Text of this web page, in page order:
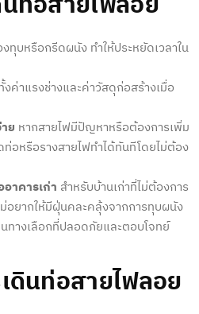
ทุบหรือกรีดผนัง ทำให้ประหยัดเวลาใน
ค่าแรงช่างและค่าวัสดุก่อสร้างเมื่อ
ย หากสายไฟมีปัญหาหรือต้องการเพิ่ม
อหรือรางสายไฟทำได้ทันทีโดยไม่ต้อง
อาคารเก่า สำหรับบ้านเก่าที่ไม่ต้องการ
อยากให้มีฝุ่นคละคลุ้งจากการทุบผนัง
ทางเลือกที่ปลอดภัยและตอบโจทย์
เดินท่อสายไฟลอย